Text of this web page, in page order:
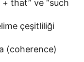
+ that” ve “such
çeşitliliği
(coherence)